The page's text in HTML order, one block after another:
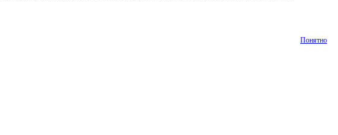
Понятно